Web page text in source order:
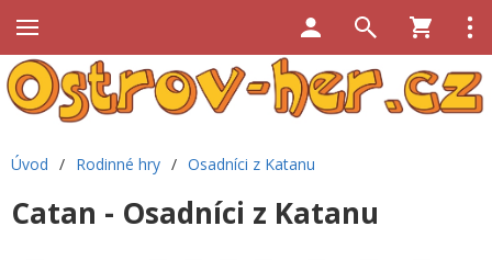
Úvod / Rodinné hry / Osadníci z Katanu
Catan - Osadníci z Katanu